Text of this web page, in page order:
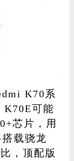
K70系
K70E可能
芯片，用
载骁龙
，顶配版